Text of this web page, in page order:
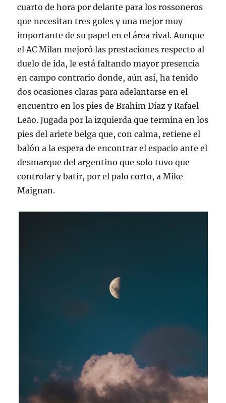
cuarto de hora por delante para los rossoneros
que necesitan tres goles y una mejor muy
importante de su papel en el área rival. Aunque
el AC Milan mejoró las prestaciones respecto al
duelo de ida, le está faltando mayor presencia
en campo contrario donde, aún así, ha tenido
dos ocasiones claras para adelantarse en el
encuentro en los pies de Brahim Díaz y Rafael
Leão. Jugada por la izquierda que termina en los
pies del ariete belga que, con calma, retiene el
balón a la espera de encontrar el espacio ante el
desmarque del argentino que solo tuvo que
controlar y batir, por el palo corto, a Mike
Maignan.